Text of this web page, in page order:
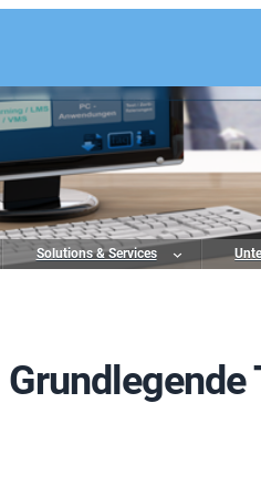
Solutions & Services